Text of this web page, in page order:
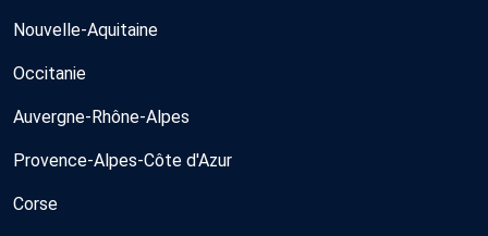
Nouvelle-Aquitaine
Occitanie
Auvergne-Rhône-Alpes
Provence-Alpes-Côte d'Azur
Corse